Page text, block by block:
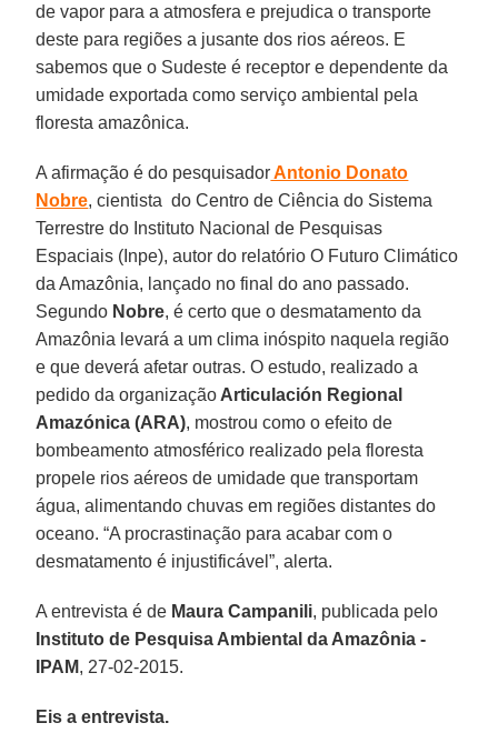
de vapor para a atmosfera e prejudica o transporte
deste para regiões a jusante dos rios aéreos. E
sabemos que o Sudeste é receptor e dependente da
umidade exportada como serviço ambiental pela
floresta amazônica.
A afirmação é do pesquisadorAntonio Donato
Nobre, cientista do Centro de Ciência do Sistema
Terrestre do Instituto Nacional de Pesquisas
Espaciais (Inpe), autor do relatório O Futuro Climático
da Amazônia, lançado no final do ano passado.
Segundo Nobre, é certo que o desmatamento da
Amazônia levará a um clima inóspito naquela região
e que deverá afetar outras. O estudo, realizado a
pedido da organização Articulación Regional
Amazónica (ARA), mostrou como o efeito de
bombeamento atmosférico realizado pela floresta
propele rios aéreos de umidade que transportam
água, alimentando chuvas em regiões distantes do
oceano. “A procrastinação para acabar com o
desmatamento é injustificável”, alerta.
A entrevista é de Maura Campanili, publicada pelo
Instituto de Pesquisa Ambiental da Amazônia -
IPAM, 27-02-2015.
Eis a entrevista.